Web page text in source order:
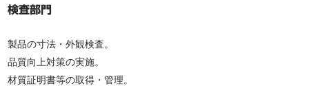
検査部門
製品の寸法・外観検査。
品質向上対策の実施。
材質証明書等の取得・管理。